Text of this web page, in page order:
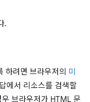
.
하려면 브라우저의 미
에서 리소스를 검색할
브라우저가 HTML 문